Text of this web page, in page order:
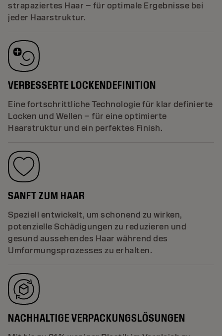
strapaziertes Haar – für optimale Ergebnisse bei
jeder Haarstruktur.
VERBESSERTE LOCKENDEFINITION
Eine fortschrittliche Technologie für klar definierte
Locken und Wellen – für eine optimierte
Haarstruktur und ein perfektes Finish.
SANFT ZUM HAAR
Speziell entwickelt, um schonend zu wirken,
potenzielle Schädigungen zu reduzieren und
gesund aussehendes Haar während des
Umformungsprozesses zu erhalten.
NACHHALTIGE VERPACKUNGSLÖSUNGEN